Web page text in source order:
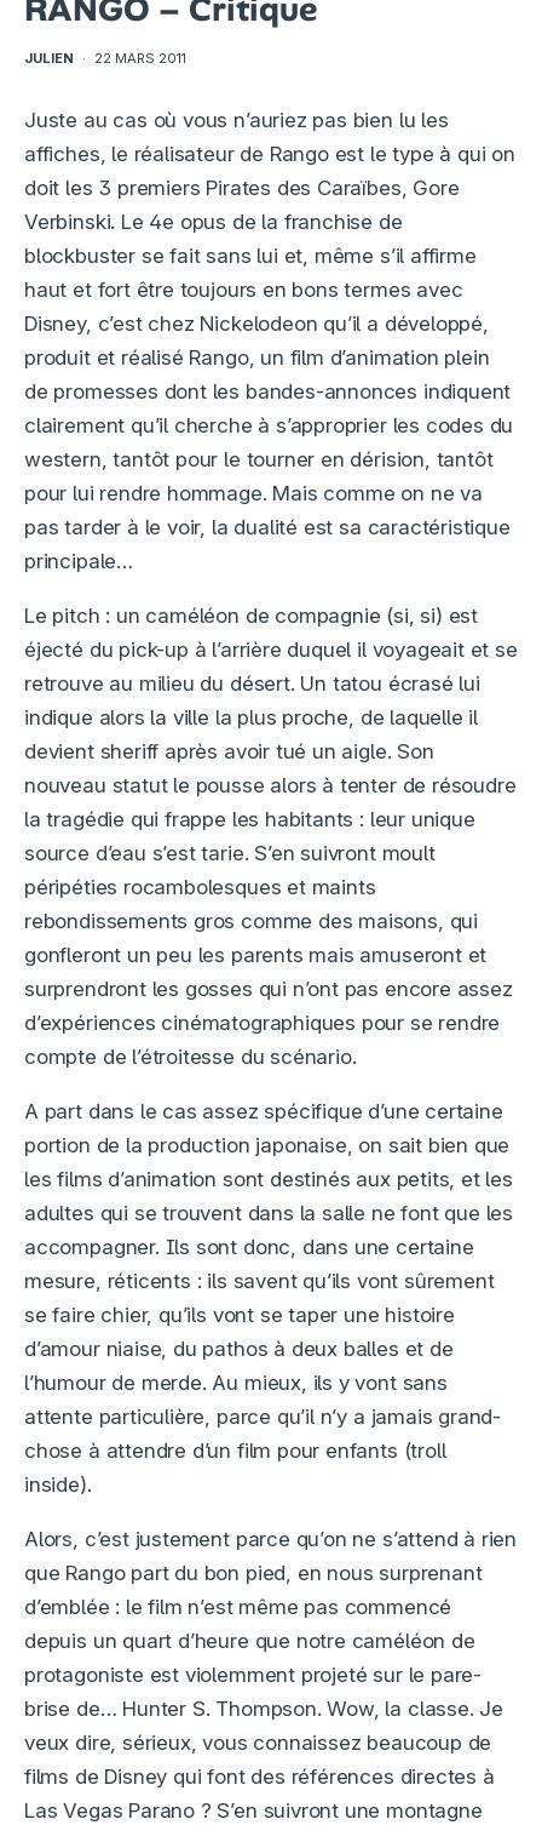
RANGO – Critique
JULIEN · 22 MARS 2011
Juste au cas où vous n’auriez pas bien lu les
affiches, le réalisateur de Rango est le type à qui on
doit les 3 premiers Pirates des Caraïbes, Gore
Verbinski. Le 4e opus de la franchise de
blockbuster se fait sans lui et, même s’il affirme
haut et fort être toujours en bons termes avec
Disney, c’est chez Nickelodeon qu’il a développé,
produit et réalisé Rango, un film d’animation plein
de promesses dont les bandes-annonces indiquent
clairement qu’il cherche à s’approprier les codes du
western, tantôt pour le tourner en dérision, tantôt
pour lui rendre hommage. Mais comme on ne va
pas tarder à le voir, la dualité est sa caractéristique
principale…
Le pitch : un caméléon de compagnie (si, si) est
éjecté du pick-up à l’arrière duquel il voyageait et se
retrouve au milieu du désert. Un tatou écrasé lui
indique alors la ville la plus proche, de laquelle il
devient sheriff après avoir tué un aigle. Son
nouveau statut le pousse alors à tenter de résoudre
la tragédie qui frappe les habitants : leur unique
source d’eau s’est tarie. S’en suivront moult
péripéties rocambolesques et maints
rebondissements gros comme des maisons, qui
gonfleront un peu les parents mais amuseront et
surprendront les gosses qui n’ont pas encore assez
d’expériences cinématographiques pour se rendre
compte de l’étroitesse du scénario.
A part dans le cas assez spécifique d’une certaine
portion de la production japonaise, on sait bien que
les films d’animation sont destinés aux petits, et les
adultes qui se trouvent dans la salle ne font que les
accompagner. Ils sont donc, dans une certaine
mesure, réticents : ils savent qu’ils vont sûrement
se faire chier, qu’ils vont se taper une histoire
d’amour niaise, du pathos à deux balles et de
l’humour de merde. Au mieux, ils y vont sans
attente particulière, parce qu’il n’y a jamais grand-
chose à attendre d’un film pour enfants (troll
inside).
Alors, c’est justement parce qu’on ne s’attend à rien
que Rango part du bon pied, en nous surprenant
d’emblée : le film n’est même pas commencé
depuis un quart d’heure que notre caméléon de
protagoniste est violemment projeté sur le pare-
brise de… Hunter S. Thompson. Wow, la classe. Je
veux dire, sérieux, vous connaissez beaucoup de
films de Disney qui font des références directes à
Las Vegas Parano ? S’en suivront une montagne